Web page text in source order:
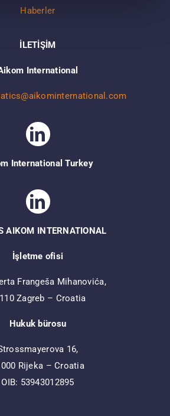
Haberler
İLETİŞİM
International
International Turkey
AIKOM INTERNATIONAL
İşletme ofisi
Frangeša Mihanovića,
Zagreb – Croatia
Hukuk bürosu
16,
Rijeka – Croatia
OIB: 53943012895